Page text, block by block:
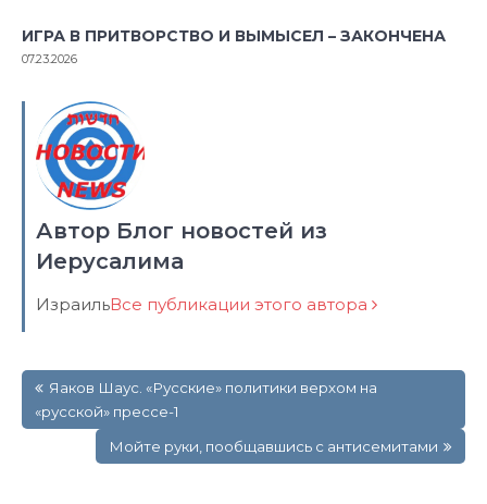
ИГРА В ПРИТВОРСТВО И ВЫМЫСЕЛ – ЗАКОНЧЕНА
07.23.2026
Автор Блог новостей из
Иерусалима
ИзраильВсе публикации этого автора
по
записям
Яаков Шаус. «Русские» политики верхом на
«русской» прессе-1
Мойте руки, пообщавшись с антисемитами